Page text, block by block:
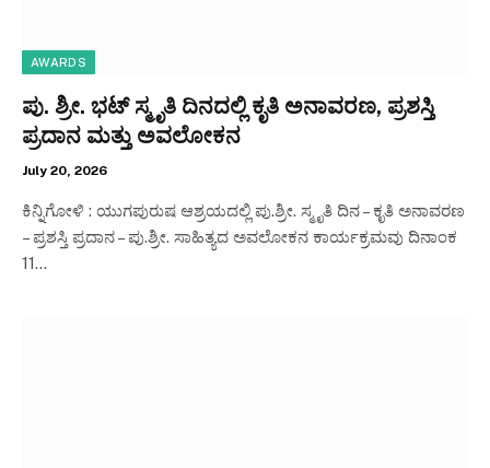
AWARDS
ಪು. ಶ್ರೀ. ಭಟ್ ಸ್ಮೃತಿ ದಿನದಲ್ಲಿ ಕೃತಿ ಅನಾವರಣ, ಪ್ರಶಸ್ತಿ
ಪ್ರದಾನ ಮತ್ತು ಅವಲೋಕನ
July 20, 2026
ಕಿನ್ನಿಗೋಳಿ : ಯುಗಪುರುಷ ಆಶ್ರಯದಲ್ಲಿ ಪು.ಶ್ರೀ. ಸ್ಮೃತಿ ದಿನ – ಕೃತಿ ಅನಾವರಣ
– ಪ್ರಶಸ್ತಿ ಪ್ರದಾನ – ಪು.ಶ್ರೀ. ಸಾಹಿತ್ಯದ ಅವಲೋಕನ ಕಾರ್ಯಕ್ರಮವು ದಿನಾಂಕ
11…